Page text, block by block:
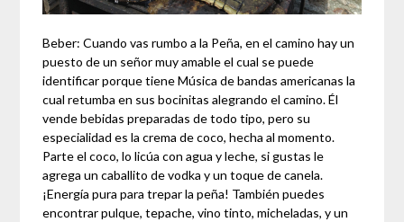
Beber: Cuando vas rumbo a la Peña, en el camino hay un
puesto de un señor muy amable el cual se puede
identificar porque tiene Música de bandas americanas la
cual retumba en sus bocinitas alegrando el camino. Él
vende bebidas preparadas de todo tipo, pero su
especialidad es la crema de coco, hecha al momento.
Parte el coco, lo licúa con agua y leche, si gustas le
agrega un caballito de vodka y un toque de canela.
¡Energía pura para trepar la peña! También puedes
encontrar pulque, tepache, vino tinto, micheladas, y un